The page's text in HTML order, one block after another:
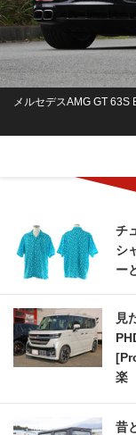
メルセデスAMG GT 63S
チ
シ
ー
見
楽
昔